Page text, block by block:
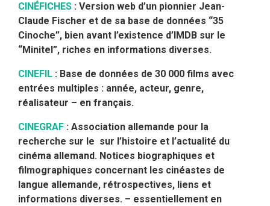
CINÉFICHES : Version web d’un pionnier Jean-
Claude Fischer et de sa base de données “35
Cinoche”, bien avant l’existence d’IMDB sur le
“Minitel”, riches en informations diverses.
CINEFIL : Base de données de 30 000 films avec
entrées multiples : année, acteur, genre,
réalisateur – en français.
CINEGRAF : Association allemande pour la
recherche sur le sur l’histoire et l’actualité du
cinéma allemand. Notices biographiques et
filmographiques concernant les cinéastes de
langue allemande, rétrospectives, liens et
informations diverses. – essentiellement en